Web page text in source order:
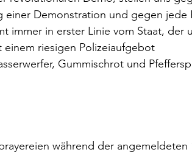
Demonstration und gegen jede
immer in erster Linie vom Staat, der
einem riesigen Polizeiaufgebot
Gummischrot und
während der angemeldeten